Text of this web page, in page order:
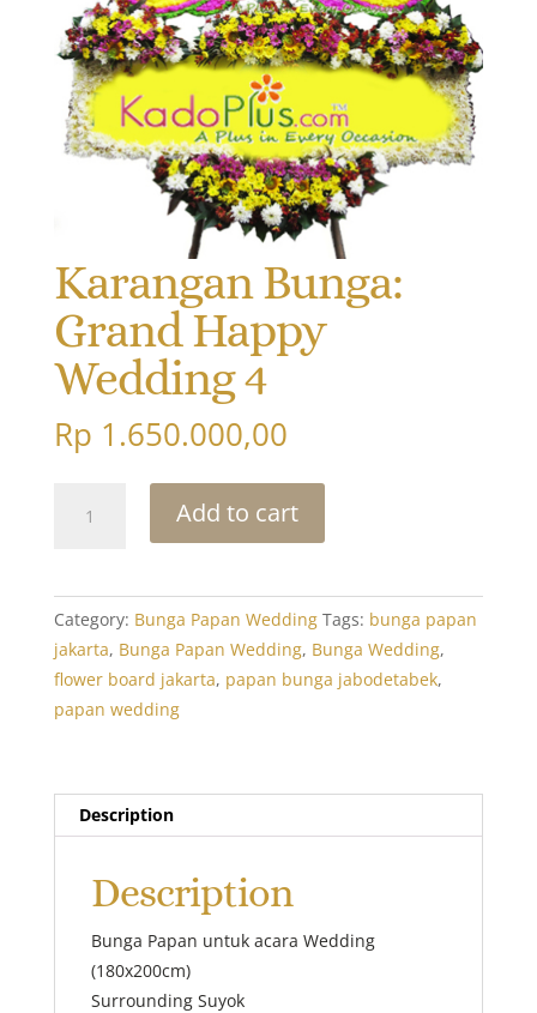
Karangan Bunga:
Grand Happy
Wedding 4
Rp 1.650.000,00
Bunga:
Wedding
4
quantity
Add to cart
Category: Bunga Papan Wedding Tags: bunga papan
jakarta, Bunga Papan Wedding, Bunga Wedding,
flower board jakarta, papan bunga jabodetabek,
papan wedding
Description
Description
Bunga Papan untuk acara Wedding
(180x200cm)
Surrounding Suyok